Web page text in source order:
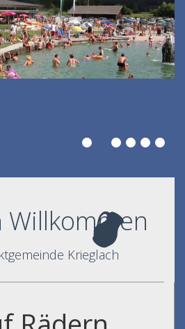
Willkommen
Krieglach